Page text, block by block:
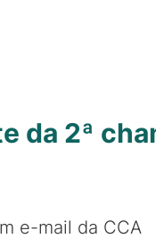
da 2ª
e-mail da CCA